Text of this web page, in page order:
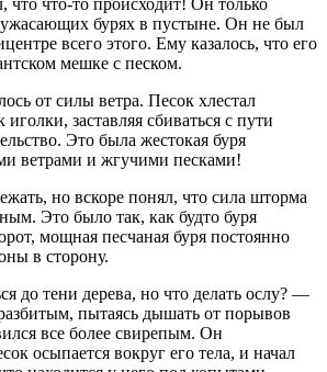
бурях в пустыне. Он не был
всего этого. Ему казалось, что его
мешке с песком.
от силы ветра. Песок хлестал
заставляя сбиваться с пути
Это была жестокая буря
ветрами и жгучими песками!
но вскоре понял, что сила шторма
Это было так, как будто буря
мощная песчаная буря постоянно
в сторону.
до тени дерева, но что делать ослу? —
пытаясь дышать от порывов
все более свирепым. Он
осыпается вокруг его тела, и начал